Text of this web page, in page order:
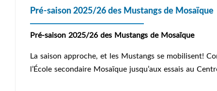
Pré-saison 2025/26 des Mustangs de Mosaïque
Pré-saison 2025/26 des Mustangs de Mosaïque
La saison approche, et les Mustangs se mobilisent!
l’École secondaire Mosaïque jusqu’aux essais au